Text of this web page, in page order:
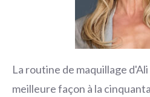
La routine de maquillage
meilleure façon à la